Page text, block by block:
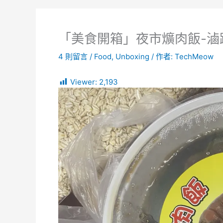
「美食開箱」夜市爌肉飯-
4 則留言 / Food, Unboxing / 作者: TechMeow
Viewer: 2,193